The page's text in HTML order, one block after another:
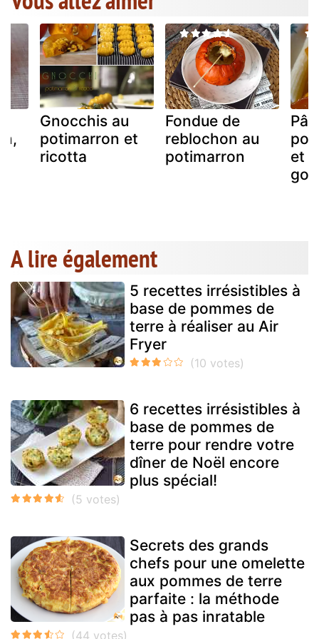
Gnocchis au
potimarron et
ricotta
Fondue de
reblochon au
potimarron
et
A lire également
5 recettes irrésistibles à
base de pommes de
terre à réaliser au Air
Fryer
6 recettes irrésistibles à
base de pommes de
terre pour rendre votre
dîner de Noël encore
plus spécial!
Secrets des grands
chefs pour une omelette
aux pommes de terre
parfaite : la méthode
pas à pas inratable